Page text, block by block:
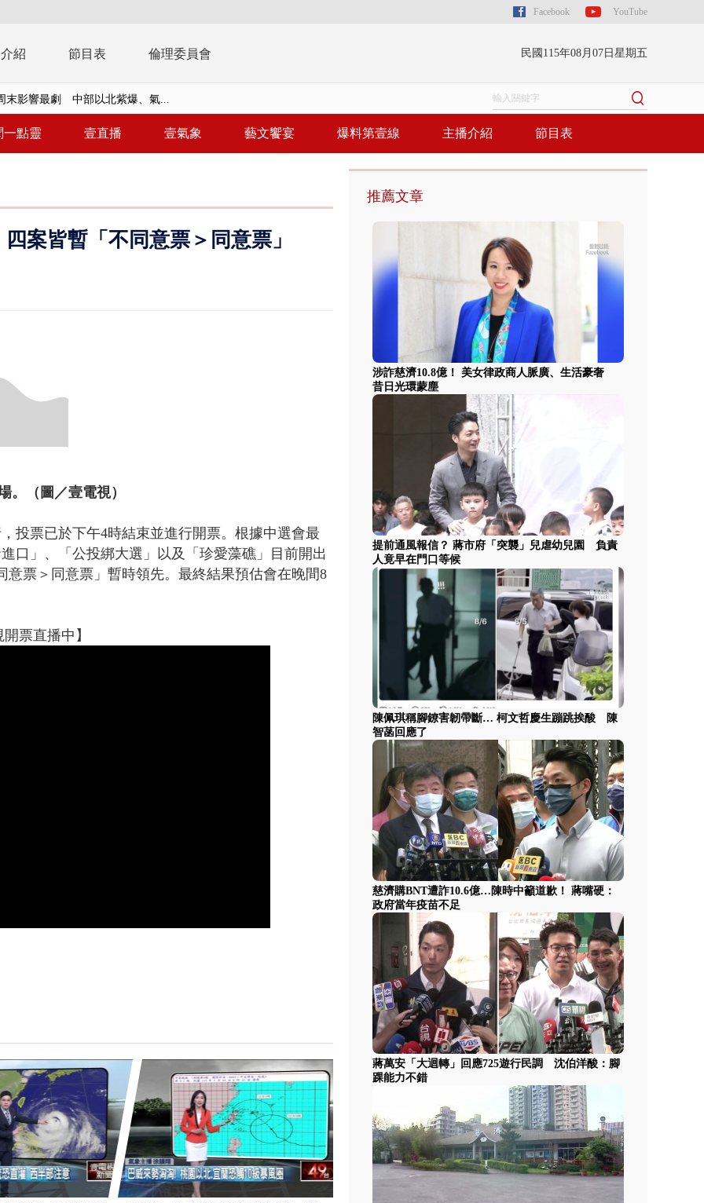
Facebook YouTube
紹 節目表 倫理委員會 民國115年08月07日星期五
末影響最劇 中部以北紫爆、氣...
相大白 陳時中終獲公道：當時...
詐騙案 名律師黃金豪宅淪牢房...
一點靈 壹直播 壹氣象 藝文饗宴 爆料第壹線 主播介紹 節目表
案皆暫「不同意票＞同意票」
。（圖／壹電視）
投票已於下午4時結束並進行開票。根據中選會最
口」、「公投綁大選」以及「珍愛藻礁」目前開出
票＞同意票」暫時領先。最終結果預估會在晚間8
票直播中】
推薦文章
涉詐慈濟10.8億！ 美女律政商人脈廣、生活豪奢
昔日光環蒙塵
提前通風報信？ 蔣市府「突襲」兒虐幼兒園 負責
人竟早在門口等候
陳佩琪稱腳鐐害韌帶斷… 柯文哲慶生蹦跳挨酸 陳
智菡回應了
慈濟購BNT遭詐10.6億…陳時中籲道歉！ 蔣嘴硬：
政府當年疫苗不足
蔣萬安「大迴轉」回應725遊行民調 沈伯洋酸：腳
踝能力不錯